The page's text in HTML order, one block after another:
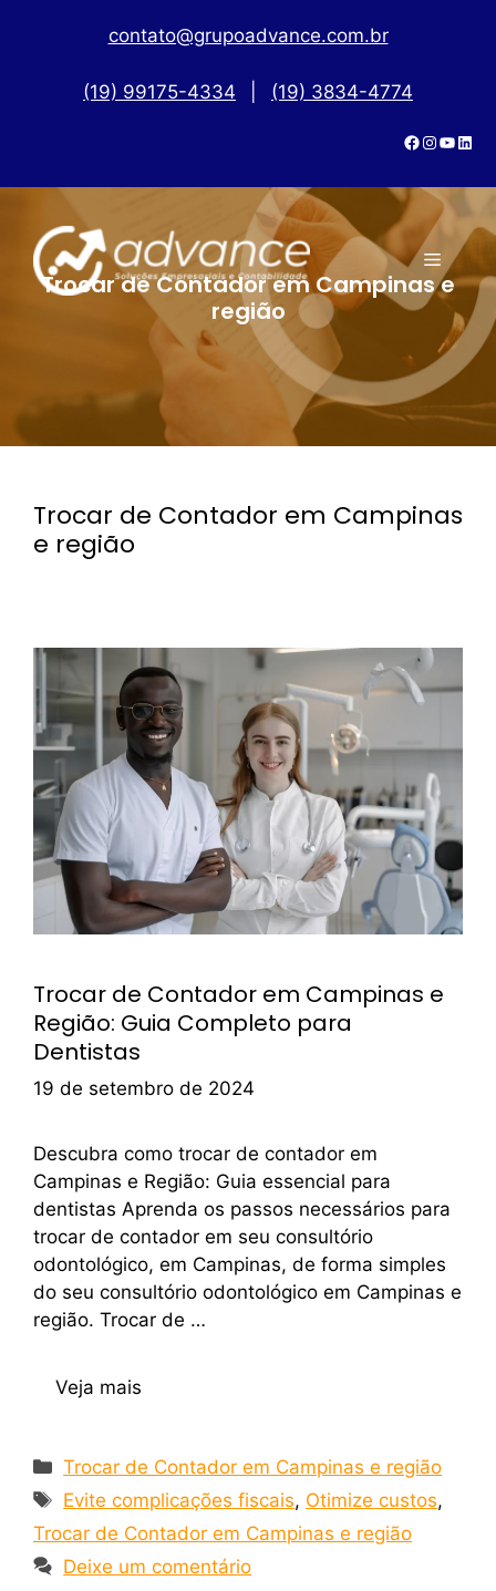
contato@grupoadvance.com.br
(19) 99175-4334 (19) 3834-4774
Trocar de Contador em Campinas e
região
Trocar de Contador em Campinas
e região
Trocar de Contador em Campinas e
Região: Guia Completo para
Dentistas
19 de setembro de 2024
Descubra como trocar de contador em
Campinas e Região: Guia essencial para
dentistas Aprenda os passos necessários para
trocar de contador em seu consultório
odontológico, em Campinas, de forma simples
do seu consultório odontológico em Campinas e
região. Trocar de …
Veja mais
Trocar de Contador em Campinas e região
Evite complicações fiscais, Otimize custos,
Trocar de Contador em Campinas e região
Deixe um comentário